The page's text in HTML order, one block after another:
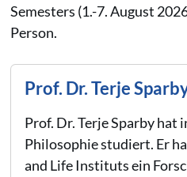
Semesters (1.-7. August
Person.
Prof. Dr. Terje
Prof. Dr. Terje Sparby hat
Philosophie studiert. Er
and Life Instituts ein